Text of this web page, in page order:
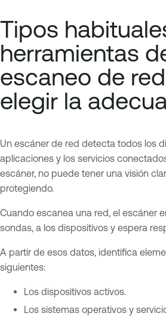
Tipos
herramientas
escaneo de
elegir la
Un escáner de red detecta todos los
aplicaciones y los servicios
escáner, no puede tener una visión
protegiendo.
Cuando escanea una red, el escáner
sondas, a los dispositivos y espera
A partir de esos datos, identifica
siguientes:
Los dispositivos activos.
Los sistemas operativos y